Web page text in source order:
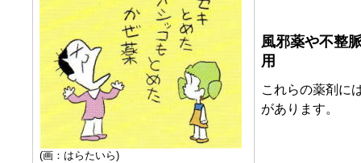
(画：はらたいら)
風邪薬や不整
用
これらの薬剤に
があります。